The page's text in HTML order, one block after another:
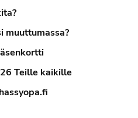
muuttumassa?
Teille kaikille